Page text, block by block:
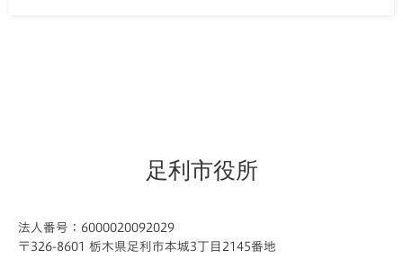
足利市役所
法人番号：6000020092029
〒326-8601 栃木県足利市本城3丁目2145番地